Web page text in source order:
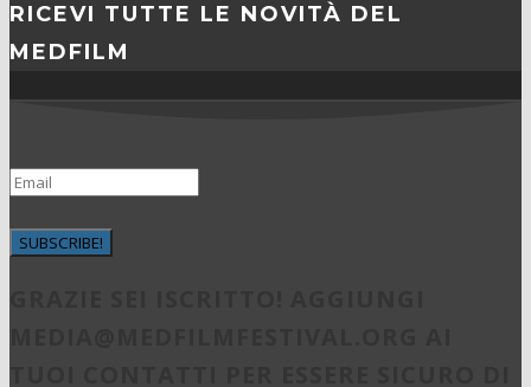
RICEVI TUTTE LE NOVITÀ DEL
MEDFILM
SUBSCRIBE!